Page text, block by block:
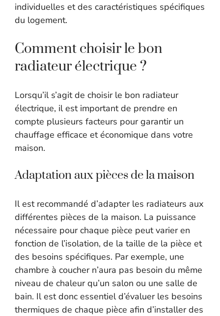
individuelles et des caractéristiques spécifiques
du logement.
Comment choisir le bon
radiateur électrique ?
Lorsqu’il s’agit de choisir le bon radiateur
électrique, il est important de prendre en
compte plusieurs facteurs pour garantir un
chauffage efficace et économique dans votre
maison.
Adaptation aux pièces de la maison
Il est recommandé d’adapter les radiateurs aux
différentes pièces de la maison. La puissance
nécessaire pour chaque pièce peut varier en
fonction de l’isolation, de la taille de la pièce et
des besoins spécifiques. Par exemple, une
chambre à coucher n’aura pas besoin du même
niveau de chaleur qu’un salon ou une salle de
bain. Il est donc essentiel d’évaluer les besoins
thermiques de chaque pièce afin d’installer des